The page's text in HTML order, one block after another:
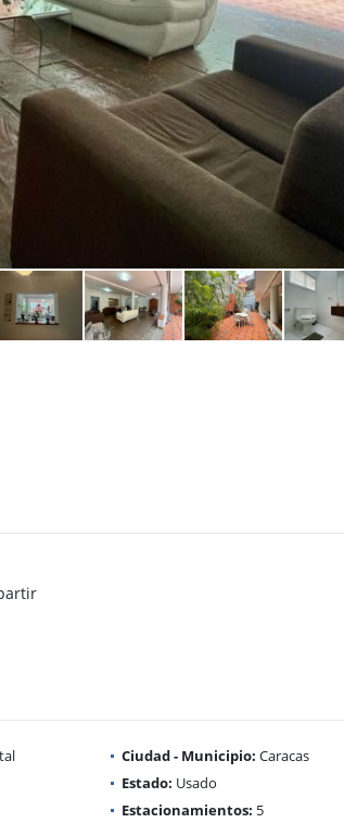
Ciudad - Municipio: Caracas
Estado: Usado
Estacionamientos: 5